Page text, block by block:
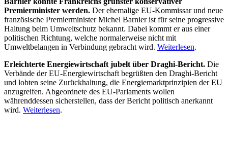
Premierminister werden. Der ehemalige EU-Kommissar und neue
französische Premierminister Michel Barnier ist für seine progressive
Haltung beim Umweltschutz bekannt. Dabei kommt er aus einer
politischen Richtung, welche normalerweise nicht mit
Umweltbelangen in Verbindung gebracht wird. Weiterlesen.
Erleichterte Energiewirtschaft jubelt über Draghi-Bericht. Die
Verbände der EU-Energiewirtschaft begrüßten den Draghi-Bericht
und lobten seine Zurückhaltung, die Energiemarktprinzipien der EU
anzugreifen. Abgeordnete des EU-Parlaments wollen
währenddessen sicherstellen, dass der Bericht politisch anerkannt
wird. Weiterlesen.